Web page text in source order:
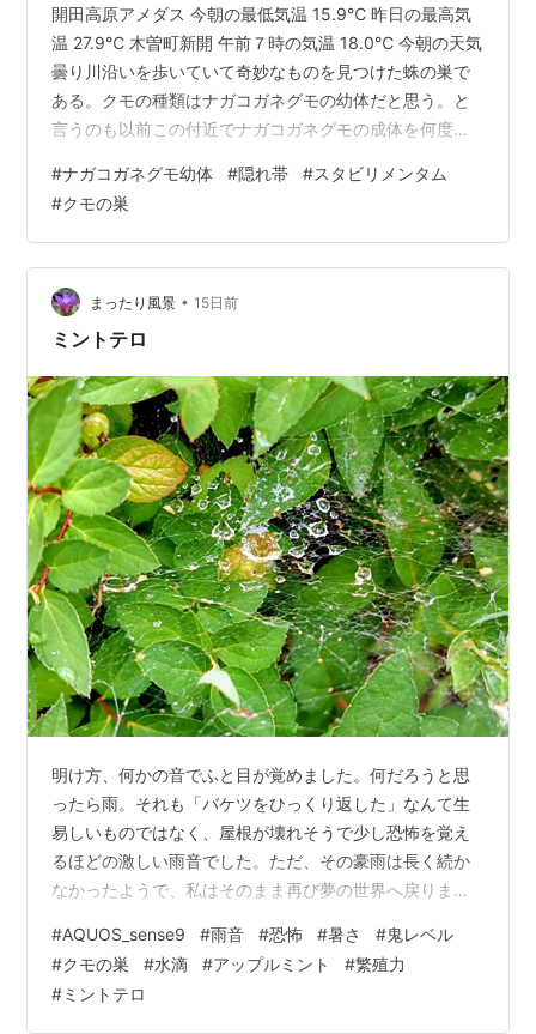
開田高原アメダス 今朝の最低気温 15.9℃ 昨日の最高気
温 27.9℃ 木曽町新開 午前７時の気温 18.0℃ 今朝の天気
曇り川沿いを歩いていて奇妙なものを見つけた蛛の巣で
ある。クモの種類はナガコガネグモの幼体だと思う。と
言うのも以前この付近でナガコガネグモの成体を何度も
芸術的な模様は何なんだ？！ 以前にX型の白い模様を見
たことがあるような気がするが・・・。家に帰ってこの
白い模様のことを調べてみた。隠れ帯とか白帯と呼ばれ
るそうだ英名はスタビリメンタム。 なぜこんなものを作
るのだろう？いろいろな説があるようでカモフラージュ
体を大きく見せる巣の…
#ナガコガネグモ幼体 #隠れ帯 #スタビリメンタム
#クモの巣
まったり風景 • 15日前
ミントテロ
明け方、何かの音でふと目が覚めました。何だろうと思
ったら雨。それも「バケツをひっくり返した」なんて生
易しいものではなく、屋根が壊れそうで少し恐怖を覚え
るほどの激しい雨音でした。ただ、その豪雨は長く続か
なかったようで、私はそのまま再び夢の世界へ戻りまし
りクモの巣が水滴をきれいにキャッチしていました。こ
れで少しは涼しくなってくれれば良いのですが、暑さは
まったく動じず、相変わらず鬼のような暑さです。 下の
#AQUOS_sense9 #雨音 #恐怖 #暑さ #鬼レベル
#クモの巣 #水滴 #アップルミント #繁殖力
#ミントテロ